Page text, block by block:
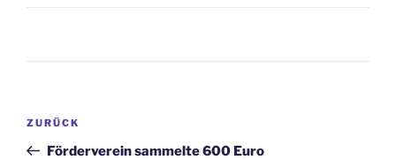
Beitragsnavigation
Vorheriger
Beitrag
ZURÜCK
Förderverein sammelte 600 Euro